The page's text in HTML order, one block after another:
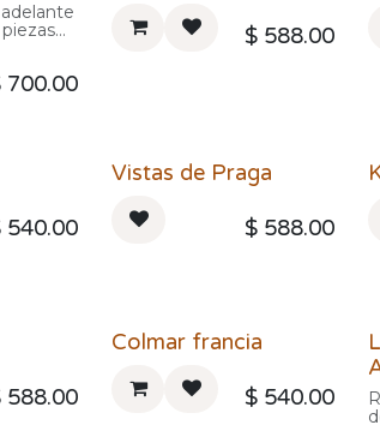
700.00
$ 588.00
540.00
Vistas de Praga
$ 588.00
588.00
Colmar francia
$ 540.00